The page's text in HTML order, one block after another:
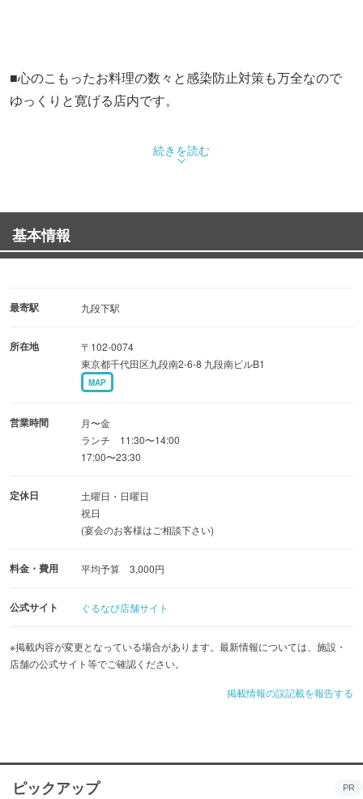
■心のこもったお料理の数々と感染防止対策も万全なので
ゆっくりと寛げる店内です。
広々したお席でのんびりとお過ごしください。
続きを読む
基本情報
最寄駅 九段下駅
所在地
〒102-0074
東京都千代田区九段南2-6-8 九段南ビルB1
MAP
営業時間
月〜金
ランチ 11:30〜14:00
17:00〜23:30
定休日
土曜日・日曜日
祝日
(宴会のお客様はご相談下さい)
料金・費用 平均予算 3,000円
公式サイト ぐるなび店舗サイト
※掲載内容が変更となっている場合があります。最新情報については、施設・
店舗の公式サイト等でご確認ください。
掲載情報の誤記載を報告する
ピックアップ PR